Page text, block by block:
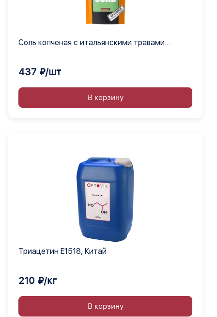
Соль копченая с итальянскими травами
437 ₽/шт
В корзину
Триацетин E1518, Китай
210 ₽/кг
В корзину